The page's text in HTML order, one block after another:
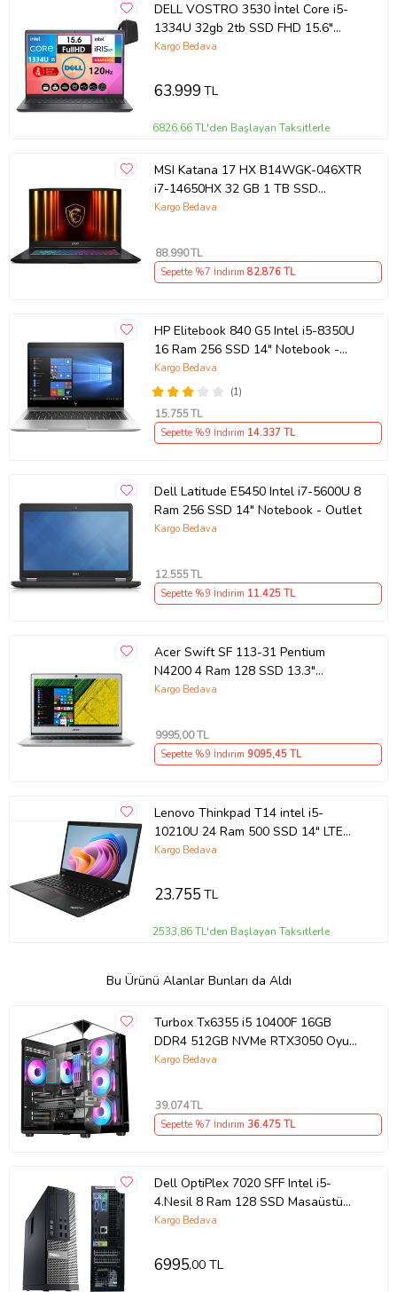
DELL VOSTRO 3530 İntel Core i5-
1334U 32gb 2tb SSD FHD 15.6"
120HZ W11Home
Kargo Bedava
63.999TL
6826,66 TL'den Başlayan Taksitlerle
MSI Katana 17 HX B14WGK-046XTR
i7-14650HX 32 GB 1 TB SSD
RTX5070 17.3" QHD Gaming Laptop
Kargo Bedava
88.990TL
Sepette %7 İndirim 82.876TL
HP Elitebook 840 G5 Intel i5-8350U
16 Ram 256 SSD 14" Notebook -
Outlet
(1)
Kargo Bedava
15.755TL
Sepette %9 İndirim 14.337TL
Dell Latitude E5450 Intel i7-5600U 8
Ram 256 SSD 14" Notebook - Outlet
Kargo Bedava
12.555TL
Sepette %9 İndirim 11.425TL
Acer Swift SF 113-31 Pentium
N4200 4 Ram 128 SSD 13.3"
Notebook - Outlet
Kargo Bedava
9995,00 TL
Sepette %9 İndirim 9095,45 TL
Lenovo Thinkpad T14 intel i5-
10210U 24 Ram 500 SSD 14" LTE
(Sim Kartlı) Notebook - Outlet
Kargo Bedava
23.755TL
2533,86 TL'den Başlayan Taksitlerle
Bu Ürünü Alanlar Bunları da Aldı
Turbox Tx6355 i5 10400F 16GB
DDR4 512GB NVMe RTX3050 Oyun
Hazır Sistem
Kargo Bedava
39.074TL
Sepette %7 İndirim 36.475TL
Dell OptiPlex 7020 SFF Intel i5-
4.Nesil 8 Ram 128 SSD Masaüstü
Bilgisayar - Outlet
Kargo Bedava
6995,00 TL